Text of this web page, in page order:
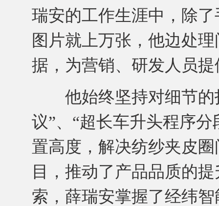
瑞安的工作生涯中，除
图片就上万张，他边处
据，为营销、研发人员
他始终坚持对细节的
议”、“超长车升头程序
置高度，解决纺纱夹皮
目，推动了产品品质的
索，薛瑞安掌握了经纬